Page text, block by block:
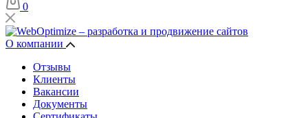
0
О компании
Отзывы
Клиенты
Вакансии
Документы